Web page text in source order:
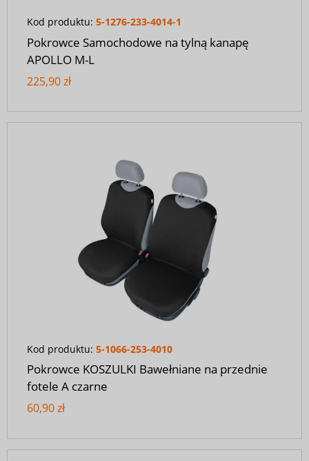
Kod produktu: 5-1276-233-4014-1
Pokrowce Samochodowe na tylną kanapę
APOLLO M-L
225,90 zł
Kod produktu: 5-1066-253-4010
Pokrowce KOSZULKI Bawełniane na przednie
fotele A czarne
60,90 zł